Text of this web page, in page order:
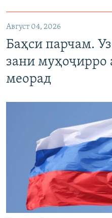
Август 04, 2026
Баҳси парчам.
зани муҳоҷирро
меорад